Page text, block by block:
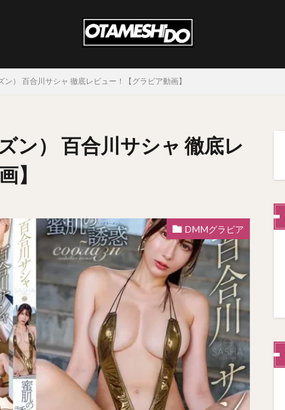
） 百合川サシャ 徹底レビュー！【グラビア動画】
ン） 百合川サシャ 徹底レ
】
DMMグラビア